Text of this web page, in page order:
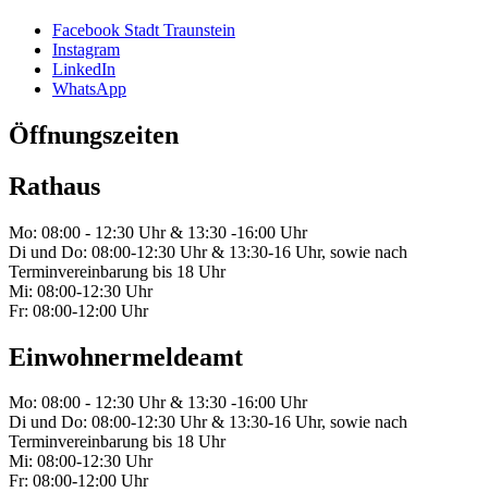
Facebook Stadt Traunstein
Instagram
LinkedIn
WhatsApp
Öffnungszeiten
Rathaus
Mo: 08:00 - 12:30 Uhr & 13:30 -16:00 Uhr
Di und Do: 08:00-12:30 Uhr & 13:30-16 Uhr, sowie nach
Terminvereinbarung bis 18 Uhr
Mi: 08:00-12:30 Uhr
Fr: 08:00-12:00 Uhr
Einwohnermeldeamt
Mo: 08:00 - 12:30 Uhr & 13:30 -16:00 Uhr
Di und Do: 08:00-12:30 Uhr & 13:30-16 Uhr, sowie nach
Terminvereinbarung bis 18 Uhr
Mi: 08:00-12:30 Uhr
Fr: 08:00-12:00 Uhr